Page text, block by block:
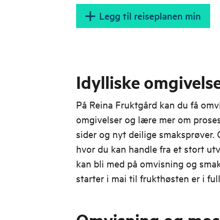
Legg til reiseplanen min
Idylliske
På Reina Fruktgård kan du få
omgivelser og lære mer om
sider og nyt deilige smaksprøver.
hvor du kan handle fra et stort
kan bli med på omvisning og
starter i mai til frukthøsten er i